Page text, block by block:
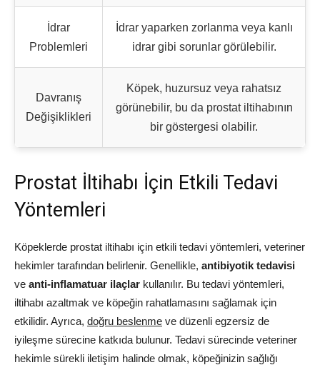
İdrar
Problemleri
İdrar yaparken zorlanma veya kanlı
idrar gibi sorunlar görülebilir.
Davranış
Değişiklikleri
Köpek, huzursuz veya rahatsız
görünebilir, bu da prostat iltihabının
bir göstergesi olabilir.
Prostat İltihabı İçin Etkili Tedavi
Yöntemleri
Köpeklerde prostat iltihabı için etkili tedavi yöntemleri, veteriner
hekimler tarafından belirlenir. Genellikle, antibiyotik tedavisi
ve anti-inflamatuar ilaçlar kullanılır. Bu tedavi yöntemleri,
iltihabı azaltmak ve köpeğin rahatlamasını sağlamak için
etkilidir. Ayrıca, doğru beslenme ve düzenli egzersiz de
iyileşme sürecine katkıda bulunur. Tedavi sürecinde veteriner
hekimle sürekli iletişim halinde olmak, köpeğinizin sağlığı